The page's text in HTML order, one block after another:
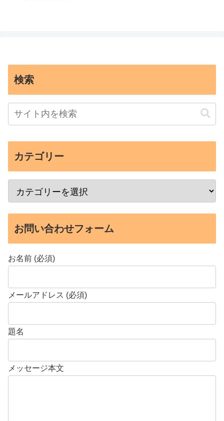
検索
カテゴリー
お問い合わせフォーム
お名前 (必須)
メールアドレス (必須)
題名
メッセージ本文